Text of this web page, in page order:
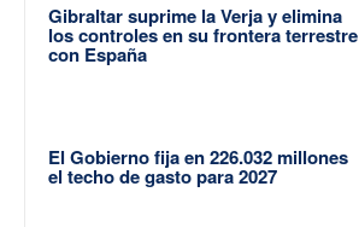
Gibraltar suprime la Verja y elimina
los controles en su frontera terrestre
con España
El Gobierno fija en 226.032 millones
el techo de gasto para 2027